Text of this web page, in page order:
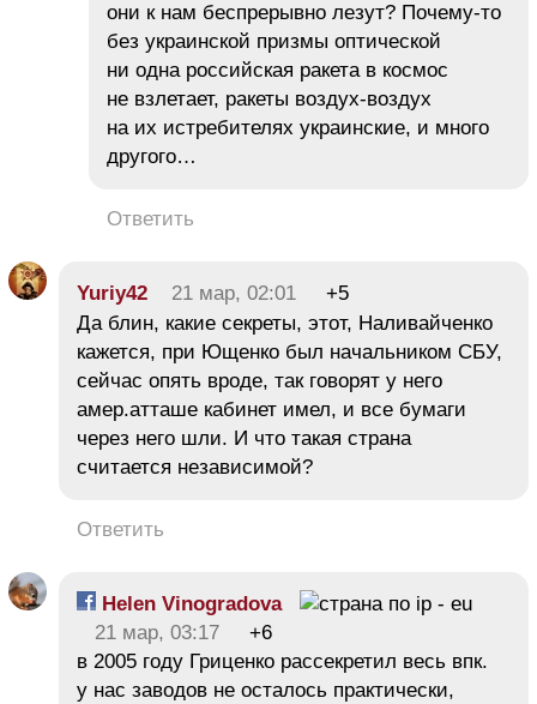
они к нам беспрерывно лезут? Почему-то
без украинской призмы оптической
ни одна российская ракета в космос
не взлетает, ракеты воздух-воздух
на их истребителях украинские, и много
другого…
Ответить
Yuriy42 21 мар, 02:01
+5
Да блин, какие секреты, этот, Наливайченко
кажется, при Ющенко был начальником СБУ,
сейчас опять вроде, так говорят у него
амер.атташе кабинет имел, и все бумаги
через него шли. И что такая страна
считается независимой?
Ответить
Helen Vinogradova
21 мар, 03:17
+6
в 2005 году Гриценко рассекретил весь впк.
у нас заводов не осталось практически,